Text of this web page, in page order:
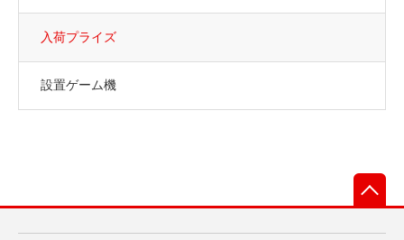
入荷プライズ
設置ゲーム機